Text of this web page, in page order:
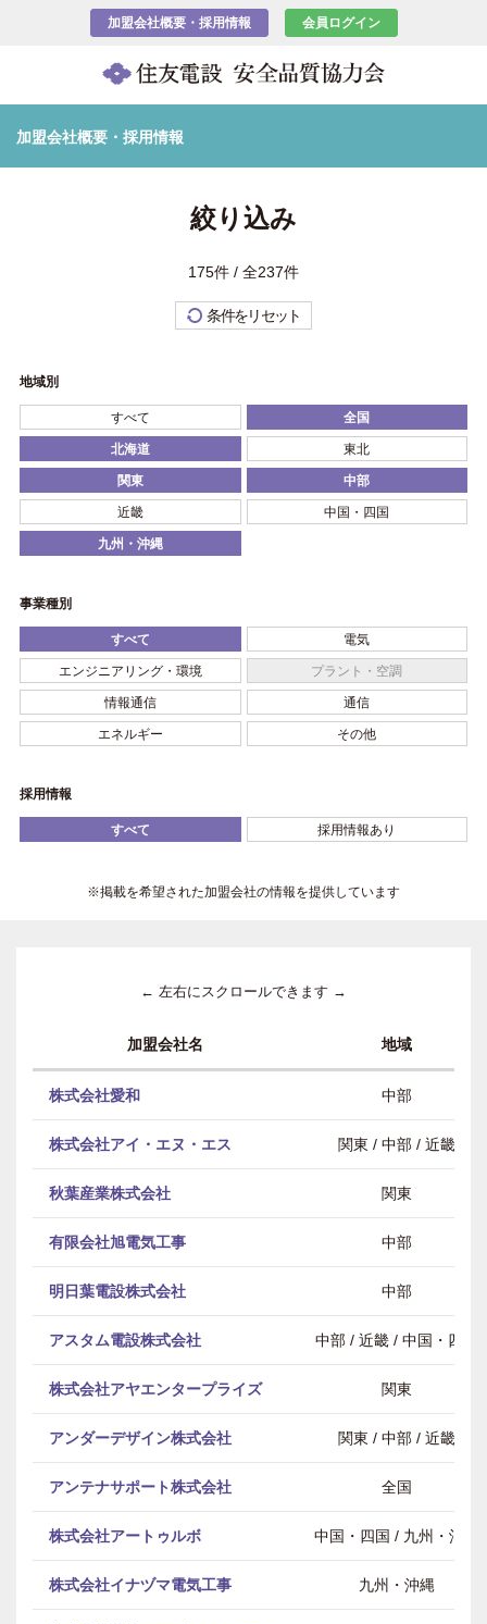
加盟会社概要・採用情報 会員ログイン
加盟会社概要・採用情報
絞り込み
175件 / 全237件
条件をリセット
地域別
すべて 全国
北海道 東北
関東 中部
近畿 中国・四国
九州・沖縄
事業種別
すべて 電気
エンジニアリング・環境 プラント・空調
情報通信 通信
エネルギー その他
採用情報
すべて 採用情報あり
※掲載を希望された加盟会社の情報を提供しています
← 左右にスクロールできます →
加盟会社名 地域
株式会社愛和 中部
株式会社アイ・エヌ・エス 関東 / 中部 / 近畿
秋葉産業株式会社 関東
有限会社旭電気工事 中部
明日葉電設株式会社 中部
アスタム電設株式会社 中部 / 近畿 / 中国・四国
株式会社アヤエンタープライズ 関東
アンダーデザイン株式会社 関東 / 中部 / 近畿
アンテナサポート株式会社 全国
株式会社アートゥルボ 中国・四国 / 九州・沖縄
株式会社イナヅマ電気工事 九州・沖縄